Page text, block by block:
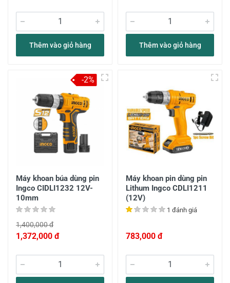
Thêm vào giỏ hàng Thêm vào giỏ hàng
Máy khoan búa dùng pin
Ingco CIDLI1232 12V-
10mm
1,400,000 đ
1,372,000 đ
-2%
Máy khoan pin dùng pin
Lithum Ingco CDLI1211
(12V)
1 đánh giá
783,000 đ